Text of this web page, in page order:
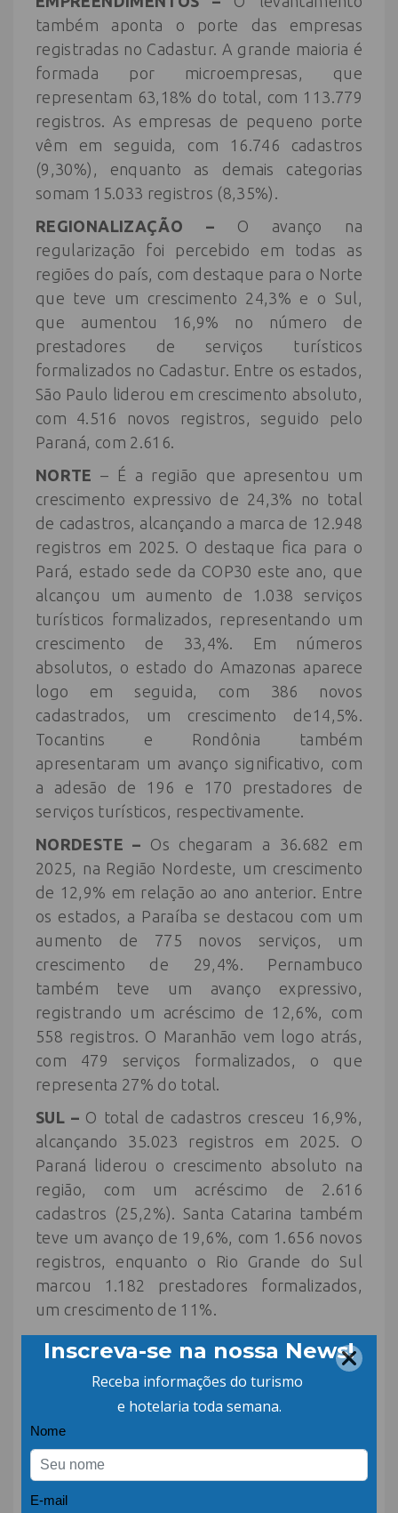
também aponta o porte das empresas
registradas no Cadastur. A grande maioria é
formada por microempresas, que
representam 63,18% do total, com 113.779
registros. As empresas de pequeno porte
vêm em seguida, com 16.746 cadastros
(9,30%), enquanto as demais categorias
somam 15.033 registros (8,35%).
REGIONALIZAÇÃO – O avanço na
regularização foi percebido em todas as
regiões do país, com destaque para o Norte
que teve um crescimento 24,3% e o Sul,
que aumentou 16,9% no número de
prestadores de serviços turísticos
formalizados no Cadastur. Entre os estados,
São Paulo liderou em crescimento absoluto,
com 4.516 novos registros, seguido pelo
Paraná, com 2.616.
NORTE – É a região que apresentou um
crescimento expressivo de 24,3% no total
de cadastros, alcançando a marca de 12.948
registros em 2025. O destaque fica para o
Pará, estado sede da COP30 este ano, que
alcançou um aumento de 1.038 serviços
turísticos formalizados, representando um
crescimento de 33,4%. Em números
absolutos, o estado do Amazonas aparece
logo em seguida, com 386 novos
cadastrados, um crescimento de14,5%.
Tocantins e Rondônia também
apresentaram um avanço significativo, com
a adesão de 196 e 170 prestadores de
serviços turísticos, respectivamente.
NORDESTE – Os chegaram a 36.682 em
2025, na Região Nordeste, um crescimento
de 12,9% em relação ao ano anterior. Entre
os estados, a Paraíba se destacou com um
aumento de 775 novos serviços, um
crescimento de 29,4%. Pernambuco
também teve um avanço expressivo,
registrando um acréscimo de 12,6%, com
558 registros. O Maranhão vem logo atrás,
com 479 serviços formalizados, o que
representa 27% do total.
SUL – O total de cadastros cresceu 16,9%,
alcançando 35.023 registros em 2025. O
Paraná liderou o crescimento absoluto na
região, com um acréscimo de 2.616
cadastros (25,2%). Santa Catarina também
teve um avanço de 19,6%, com 1.656 novos
registros, enquanto o Rio Grande do Sul
marcou 1.182 prestadores formalizados,
um crescimento de 11%.
SUDESTE –
Continua registrando o maior
número absoluto de cadastros, chegando a
82.864 em 2025, um crescimento de 13,3%.
São Paulo se destacou com um aumento
expressivo de 4.516 cadastros (+12,7%). O
Rio de Janeiro e Minas Gerais também
apresentaram crescimento significativo: